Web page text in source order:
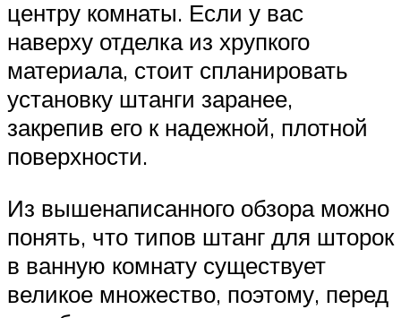
центру комнаты. Если у вас
наверху отделка из хрупкого
материала, стоит спланировать
установку штанги заранее,
закрепив его к надежной, плотной
поверхности.
Из вышенаписанного обзора можно
понять, что типов штанг для шторок
в ванную комнату существует
великое множество, поэтому, перед